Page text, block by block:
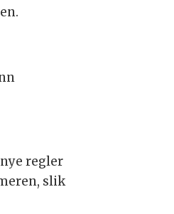
regler
slik